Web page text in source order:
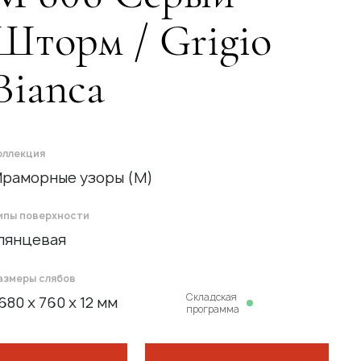
/ Grigio
узоры (M)
поверхности
слябов
x 760 x 12 мм
Cкладская
программа